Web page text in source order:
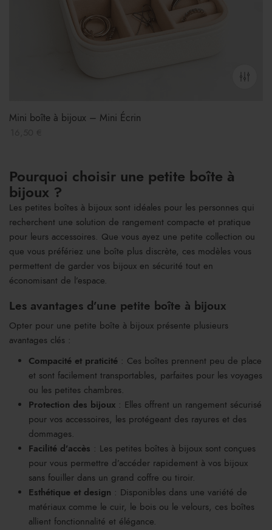
Pourquoi choisir une petite boîte à
bijoux ?
Les petites boîtes à bijoux sont idéales pour les personnes qui
recherchent une solution de rangement compacte et pratique
pour leurs accessoires. Que vous ayez une petite collection ou
que vous préfériez une boîte plus discrète, ces modèles vous
permettent de garder vos bijoux en sécurité tout en
économisant de l’espace.
Les avantages d’une petite boîte à bijoux
Opter pour une petite boîte à bijoux présente plusieurs
avantages clés :
Compacité et praticité : Ces boîtes prennent peu de place
et sont facilement transportables, parfaites pour les voyages
ou les petites chambres.
Protection des bijoux : Elles offrent un rangement sécurisé
pour vos accessoires, les protégeant des rayures et des
dommages.
Facilité d’accès : Les petites boîtes à bijoux sont conçues
pour vous permettre d’accéder rapidement à vos bijoux
sans fouiller dans un grand coffre ou tiroir.
Esthétique et design : Disponibles dans une variété de
matériaux comme le cuir, le bois ou le velours, ces boîtes
allient fonctionnalité et élégance.
Mini boîte à bijoux – Mini Écrin